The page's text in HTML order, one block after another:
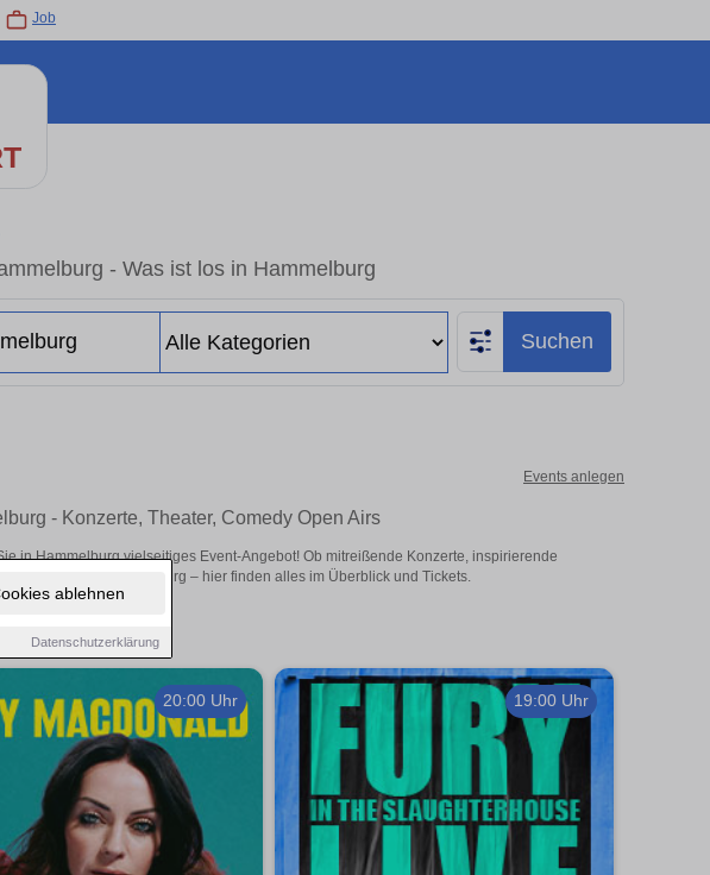
ablehnen
Datenschutzerklärung
Job
- Was ist los in Hammelburg
Suchen
Events anlegen
- Konzerte, Theater, Comedy Open Airs
in Hammelburg vielseitiges Event-Angebot! Ob mitreißende Konzerte, inspirierende
in Hammelburg – hier finden alles im Überblick und Tickets.
20:00 Uhr 19:00 Uhr